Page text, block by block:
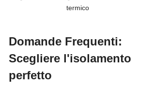
termico
Domande Frequenti:
Scegliere l'isolamento
perfetto